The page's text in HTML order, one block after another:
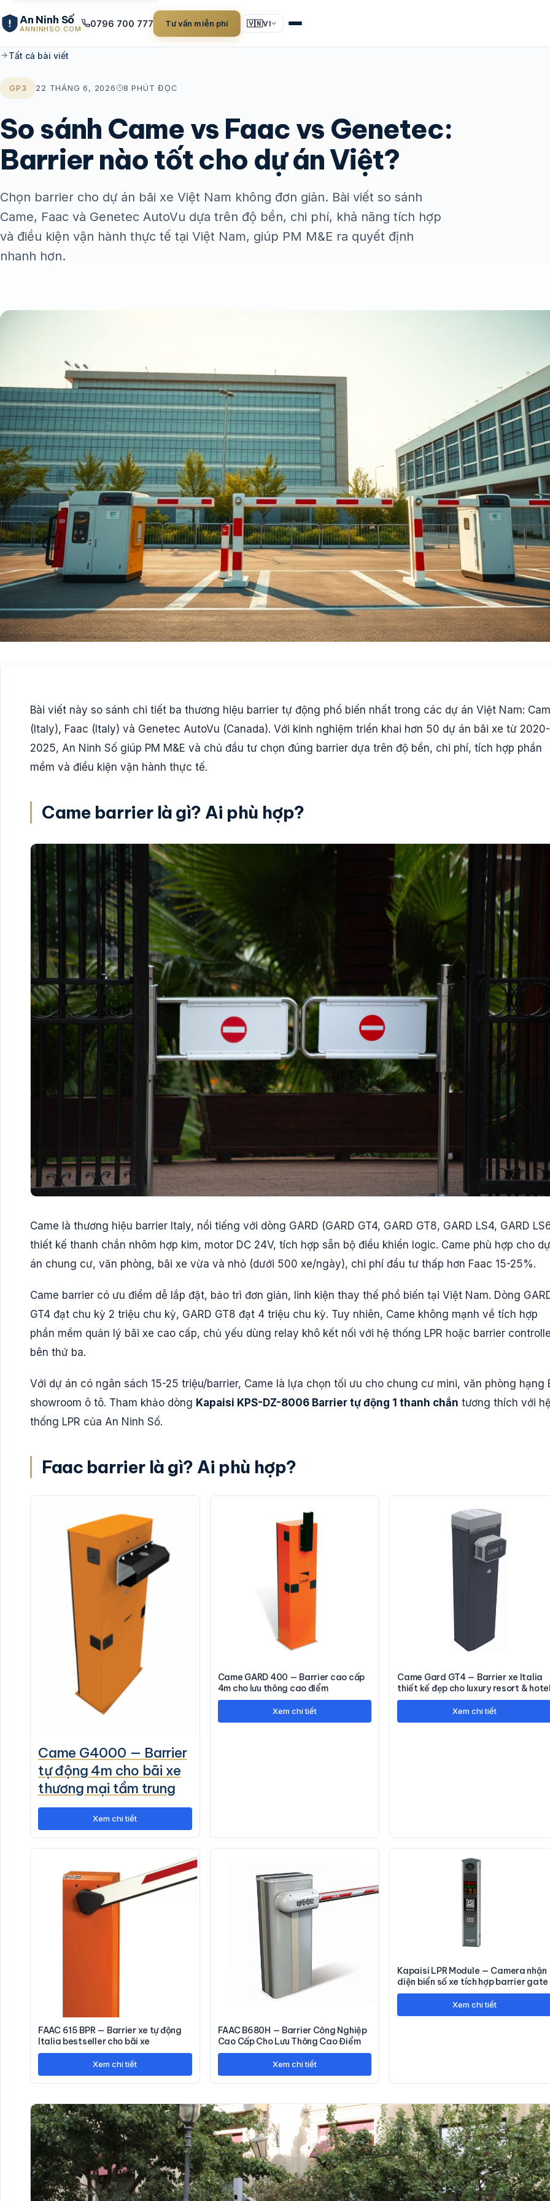
An Ninh Số
ANNINHSO.COM
0796 700 777 Tư vấn miễn phí 🇻🇳VI
Tất cả bài viết
GP3 22 THÁNG 6, 2026 8 PHÚT ĐỌC
So sánh Came vs Faac vs Genetec:
Barrier nào tốt cho dự án Việt?
Chọn barrier cho dự án bãi xe Việt Nam không đơn giản. Bài viết so sánh
Came, Faac và Genetec AutoVu dựa trên độ bền, chi phí, khả năng tích hợp
và điều kiện vận hành thực tế tại Việt Nam, giúp PM M&E ra quyết định
nhanh hơn.
Bài viết này so sánh chi tiết ba thương hiệu barrier tự động phổ biến nhất trong các dự án Việt Nam:
(Italy), Faac (Italy) và Genetec AutoVu (Canada). Với kinh nghiệm triển khai hơn 50 dự án bãi xe từ 2020-
2025, An Ninh Số giúp PM M&E và chủ đầu tư chọn đúng barrier dựa trên độ bền, chi phí, tích hợp phần
mềm và điều kiện vận hành thực tế.
Came barrier là gì? Ai phù hợp?
Came là thương hiệu barrier Italy, nổi tiếng với dòng GARD (GARD GT4, GARD GT8, GARD LS4, GARD
thiết kế thanh chắn nhôm hợp kim, motor DC 24V, tích hợp sẵn bộ điều khiển logic. Came phù hợp cho dự
án chung cư, văn phòng, bãi xe vừa và nhỏ (dưới 500 xe/ngày), chi phí đầu tư thấp hơn Faac 15-25%.
Came barrier có ưu điểm dễ lắp đặt, bảo trì đơn giản, linh kiện thay thế phổ biến tại Việt Nam. Dòng
GT4 đạt chu kỳ 2 triệu chu kỳ, GARD GT8 đạt 4 triệu chu kỳ. Tuy nhiên, Came không mạnh về tích hợp
phần mềm quản lý bãi xe cao cấp, chủ yếu dùng relay khô kết nối với hệ thống LPR hoặc barrier
bên thứ ba.
Với dự án có ngân sách 15-25 triệu/barrier, Came là lựa chọn tối ưu cho chung cư mini, văn phòng hạng
showroom ô tô. Tham khảo dòng Kapaisi KPS-DZ-8006 Barrier tự động 1 thanh chắn tương thích với
thống LPR của An Ninh Số.
Faac barrier là gì? Ai phù hợp?
Came G4000 — Barrier
tự động 4m cho bãi xe
thương mại tầm trung
Xem chi tiết
Came GARD 400 — Barrier cao cấp
4m cho lưu thông cao điểm
Xem chi tiết
Came Gard GT4 — Barrier xe Italia
thiết kế đẹp cho luxury resort &
Xem chi tiết
FAAC 615 BPR — Barrier xe tự động
Italia bestseller cho bãi xe
Xem chi tiết
FAAC B680H — Barrier Công Nghiệp
Cao Cấp Cho Lưu Thông Cao Điểm
Xem chi tiết
Kapaisi LPR Module — Camera nhận
diện biển số xe tích hợp barrier gate
Xem chi tiết